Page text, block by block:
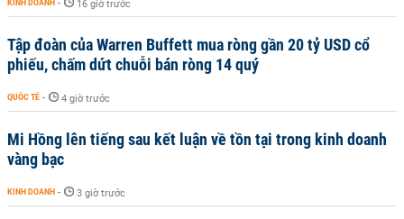
KINH DOANH - 16 giờ trước
Tập đoàn của Warren Buffett mua ròng gần 20 tỷ USD cổ
phiếu, chấm dứt chuỗi bán ròng 14 quý
QUỐC TẾ - 4 giờ trước
Mi Hồng lên tiếng sau kết luận về tồn tại trong kinh doanh
vàng bạc
KINH DOANH - 3 giờ trước